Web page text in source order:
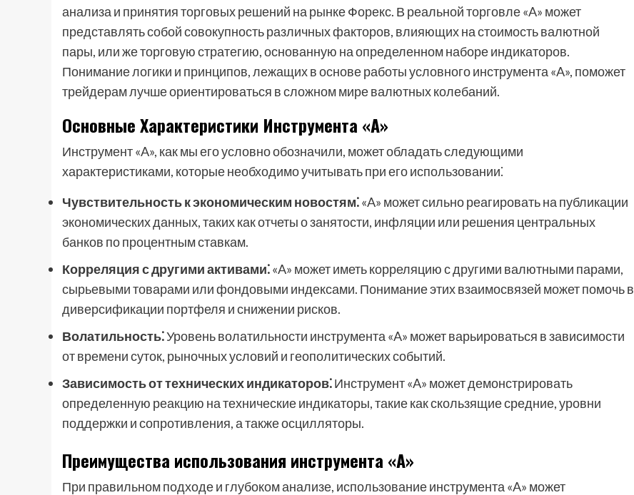
анализа и принятия торговых решений на рынке Форекс. В реальной торговле «A» может
представлять собой совокупность различных факторов, влияющих на стоимость валютной
пары, или же торговую стратегию, основанную на определенном наборе индикаторов.
Понимание логики и принципов, лежащих в основе работы условного инструмента «A», поможет
трейдерам лучше ориентироваться в сложном мире валютных колебаний.
Основные Характеристики Инструмента «A»
Инструмент «A», как мы его условно обозначили, может обладать следующими
характеристиками, которые необходимо учитывать при его использовании⁚
Чувствительность к экономическим новостям⁚«A» может сильно реагировать на публикации
экономических данных, таких как отчеты о занятости, инфляции или решения центральных
банков по процентным ставкам.
Корреляция с другими активами⁚«A» может иметь корреляцию с другими валютными парами,
сырьевыми товарами или фондовыми индексами. Понимание этих взаимосвязей может помочь в
диверсификации портфеля и снижении рисков.
Волатильность⁚Уровень волатильности инструмента «A» может варьироваться в зависимости
от времени суток, рыночных условий и геополитических событий.
Зависимость от технических индикаторов⁚Инструмент «A» может демонстрировать
определенную реакцию на технические индикаторы, такие как скользящие средние, уровни
поддержки и сопротивления, а также осцилляторы.
Преимущества использования инструмента «A»
При правильном подходе и глубоком анализе, использование инструмента «A» может